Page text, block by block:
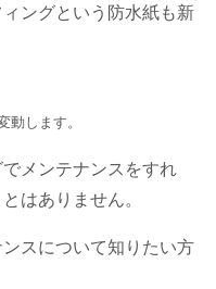
ングという防水紙も新
します。
メンテナンスをすれ
はありません。
スについて知りたい方